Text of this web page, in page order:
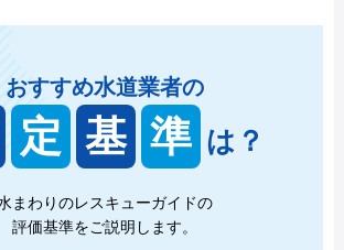
おすすめ水道業者の
定 基 準 は？
まわりのレスキューガイドの
評価基準をご説明します。